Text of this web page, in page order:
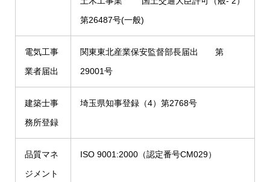
第26487号(一般)
電気工事
業者届出
関東東北産業保安監督部長届出 第
29001号
建築士事
務所登録
埼玉県知事登録（4）第2768号
品質マネ
ジメント
ISO 9001:2000（認定番号CM029）